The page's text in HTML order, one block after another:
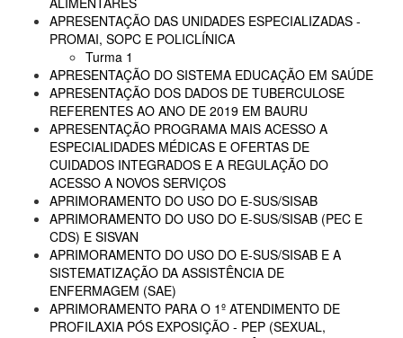
APRESENTAÇÃO DAS UNIDADES ESPECIALIZADAS -
PROMAI, SOPC E POLICLÍNICA
Turma 1
APRESENTAÇÃO DO SISTEMA EDUCAÇÃO EM SAÚDE
APRESENTAÇÃO DOS DADOS DE TUBERCULOSE
REFERENTES AO ANO DE 2019 EM BAURU
APRESENTAÇÃO PROGRAMA MAIS ACESSO A
ESPECIALIDADES MÉDICAS E OFERTAS DE
CUIDADOS INTEGRADOS E A REGULAÇÃO DO
ACESSO A NOVOS SERVIÇOS
APRIMORAMENTO DO USO DO E-SUS/SISAB
APRIMORAMENTO DO USO DO E-SUS/SISAB (PEC E
CDS) E SISVAN
APRIMORAMENTO DO USO DO E-SUS/SISAB E A
SISTEMATIZAÇÃO DA ASSISTÊNCIA DE
ENFERMAGEM (SAE)
APRIMORAMENTO PARA O 1º ATENDIMENTO DE
PROFILAXIA PÓS EXPOSIÇÃO - PEP (SEXUAL,